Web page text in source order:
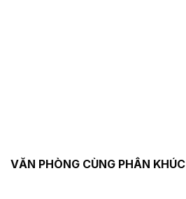
VĂN PHÒNG CÙNG PHÂN KHÚC